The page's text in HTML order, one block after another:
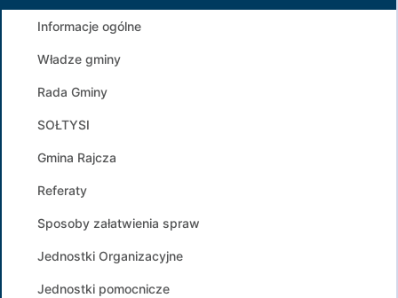
Informacje ogólne
Władze gminy
Rada Gminy
SOŁTYSI
Gmina Rajcza
Referaty
Sposoby załatwienia spraw
Jednostki Organizacyjne
Jednostki pomocnicze